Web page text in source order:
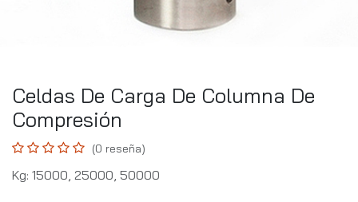
Celdas De Carga De Columna De
Compresión
(0 reseña)
Kg: 15000, 25000, 50000